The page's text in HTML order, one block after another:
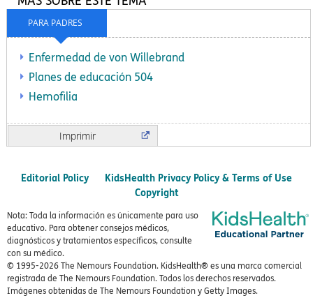
PARA PADRES
Enfermedad de von Willebrand
Planes de educación 504
Hemofilia
Imprimir
Editorial Policy
KidsHealth Privacy Policy & Terms of Use
Copyright
Nota: Toda la información es únicamente para uso
educativo. Para obtener consejos médicos,
diagnósticos y tratamientos específicos, consulte
con su médico.
© 1995-2026 The Nemours Foundation. KidsHealth® es una marca comercial
registrada de The Nemours Foundation. Todos los derechos reservados.
Imágenes obtenidas de The Nemours Foundation y Getty Images.